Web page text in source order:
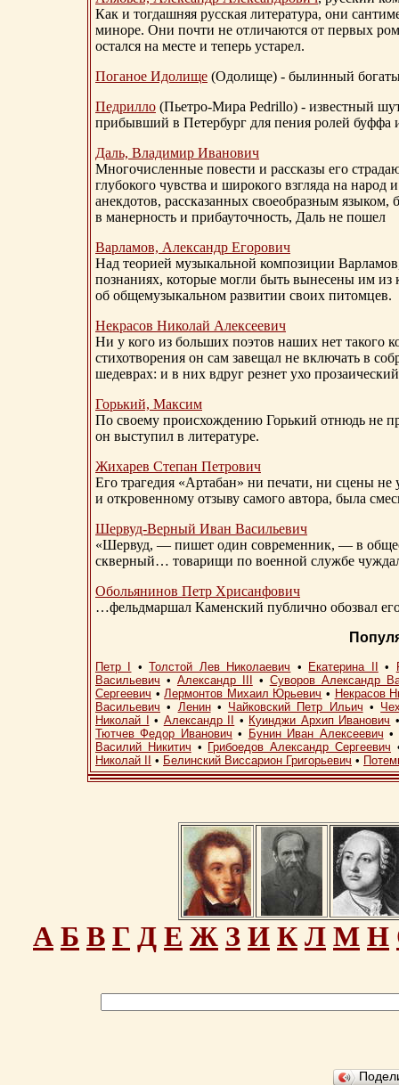
Как и тогдашняя русская литература, они
миноре. Они почти не отличаются от первых
остался на месте и теперь устарел.
Поганое Идолище (Одолище) - былинный
Педрилло (Пьетро-Мира Pedrillo) - известный
прибывший в Петербург для пения ролей буффа
Даль, Владимир Иванович
Многочисленные повести и рассказы его
глубокого чувства и широкого взгляда на
анекдотов, рассказанных своеобразным
в манерность и прибауточность, Даль не пошел
Варламов, Александр Егорович
Над теорией музыкальной композиции
познаниях, которые могли быть вынесены им из
об общемузыкальном развитии своих питомцев.
Некрасов Николай Алексеевич
Ни у кого из больших поэтов наших нет такого
стихотворения он сам завещал не включать в
шедеврах: и в них вдруг резнет ухо
Горький, Максим
По своему происхождению Горький отнюдь не
он выступил в литературе.
Жихарев Степан Петрович
Его трагедия «Артабан» ни печати, ни сцены
и откровенному отзыву самого автора, была
Шервуд-Верный Иван Васильевич
«Шервуд, — пишет один современник, — в
скверный… товарищи по военной службе
Обольянинов Петр Хрисанфович
…фельдмаршал Каменский публично обозвал
Петр I •Толстой Лев Николаевич • Екатерина II •
Васильевич • Александр III • Суворов Александр
Сергеевич •Лермонтов Михаил Юрьевич • Некрасов
Васильевич • Ленин• Чайковский Петр Ильич •
Николай I
• Александр II • Куинджи Архип Иванович
Тютчев Федор Иванович • Бунин Иван Алексеевич •
Василий Никитич • Грибоедов Александр Сергеевич
Николай II
• Белинский Виссарион Григорьевич •
А Б В Г Д Е Ж З И К Л М Н